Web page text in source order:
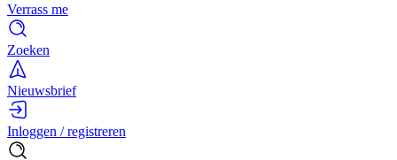
Verrass me
Zoeken
Nieuwsbrief
Inloggen / registreren